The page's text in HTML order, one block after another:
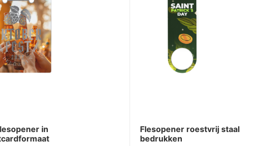
in
Flesopener roestvrij staal
bedrukken